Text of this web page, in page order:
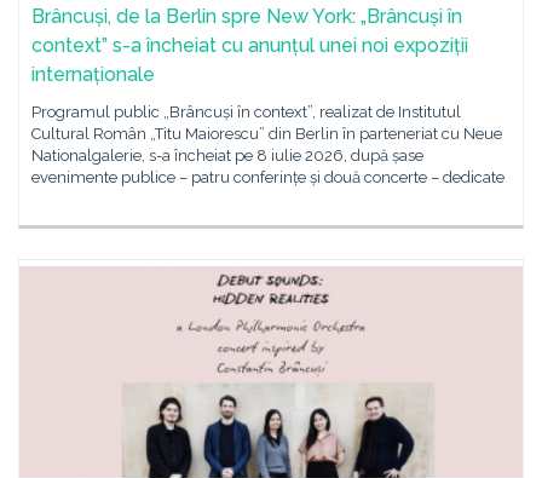
Brâncuși, de la Berlin spre New York: „Brâncuși în
context” s-a încheiat cu anunțul unei noi expoziții
internaționale
Programul public „Brâncuși în context”, realizat de Institutul
Cultural Român „Titu Maiorescu” din Berlin în parteneriat cu Neue
Nationalgalerie, s-a încheiat pe 8 iulie 2026, după șase
evenimente publice – patru conferințe și două concerte – dedicate